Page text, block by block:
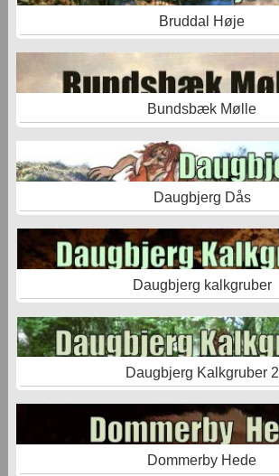
Bruddal Høje
Bundsbæk Mølle
Daugbjerg Dås
Daugbjerg kalkgruber
Daugbjerg Kalkgruber 2
Dommerby Hede